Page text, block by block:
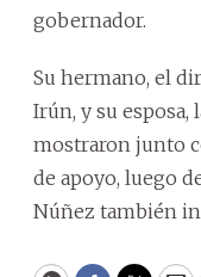
gobernador.
Su hermano, el
Irún, y su esposa,
mostraron junto
de apoyo, luego
Núñez también